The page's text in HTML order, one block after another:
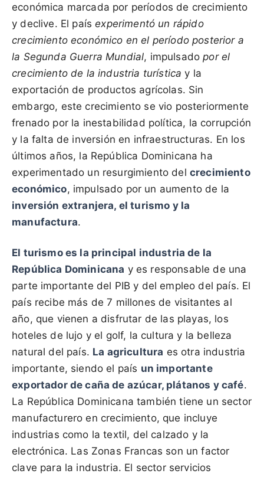
económica marcada por períodos de crecimiento
y declive. El paísexperimentó un rápido
crecimiento económico en el período posterior a
la Segunda Guerra Mundial, impulsadopor el
crecimiento de la industria turística y la
exportación de productos agrícolas. Sin
embargo, este crecimiento se vio posteriormente
frenado por la inestabilidad política, la corrupción
y la falta de inversión en infraestructuras. En los
últimos años, la República Dominicana ha
experimentado un resurgimiento del crecimiento
económico, impulsado por un aumento de la
inversión extranjera, el turismo y la
manufactura.
El turismo es la principal industria de la
República Dominicana y es responsable de una
parte importante del PIB y del empleo del país. El
país recibe más de 7 millones de visitantes al
año, que vienen a disfrutar de las playas, los
hoteles de lujo y el golf, la cultura y la belleza
natural del país. La agricultura es otra industria
importante, siendo el país un importante
exportador de caña de azúcar, plátanos y café.
La República Dominicana también tiene un sector
manufacturero en crecimiento, que incluye
industrias como la textil, del calzado y la
electrónica. Las Zonas Francas son un factor
clave para la industria. El sector servicios